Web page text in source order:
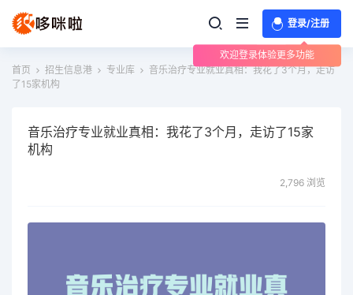
登录/注册
欢迎登录体验更多功能
首页
招生信息港 专业库
音乐治疗专业就业真相：我花了3个月，走访
了15家机构
音乐治疗专业就业真相：我花了3个月，走访了15家
机构
2,796 浏览